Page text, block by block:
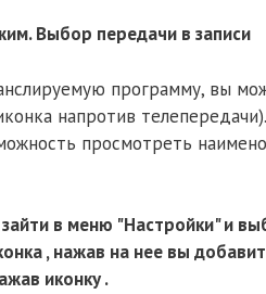
Выбор передачи в записи
программу, вы
напротив
просмотреть
в меню "Настройки" и
, нажав на нее вы
иконку .